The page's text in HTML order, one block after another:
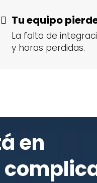
Tu equipo
La falta de
y horas perdidas.
en